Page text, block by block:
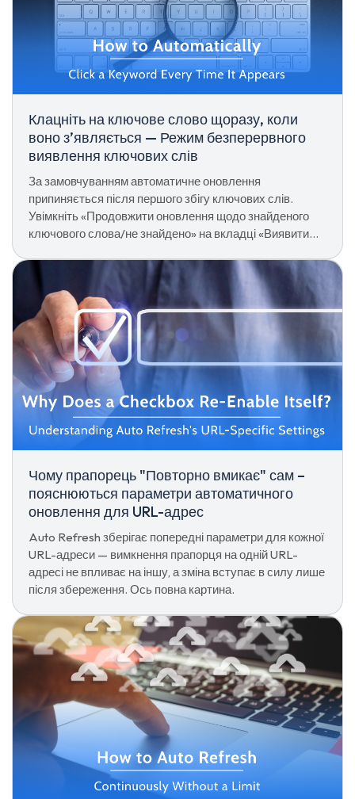
Клацніть на ключове слово щоразу, коли
воно з’являється — Режим безперервного
виявлення ключових слів
За замовчуванням автоматичне оновлення
припиняється після першого збігу ключових слів.
Увімкніть «Продовжити оновлення щодо знайденого
ключового слова/не знайдено» на вкладці «Виявити
збіг на невизначений термін.
Чому прапорець "Повторно вмикає" сам –
пояснюються параметри автоматичного
оновлення для URL-адрес
Auto Refresh зберігає попередні параметри для кожної
URL-адреси — вимкнення прапорця на одній URL-
адресі не впливає на іншу, а зміна вступає в силу лише
після збереження. Ось повна картина.